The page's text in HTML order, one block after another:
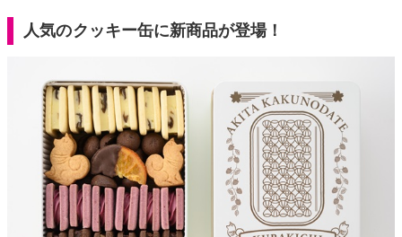
人気のクッキー缶に新商品が登場！